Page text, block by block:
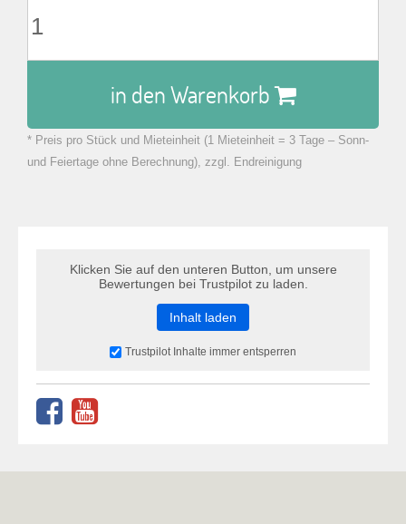
in den Warenkorb
zu Warenkorb hinzugefügt.
* Preis pro Stück und Mieteinheit (1 Mieteinheit = 3 Tage – Sonn-
und Feiertage ohne Berechnung), zzgl. Endreinigung
Klicken Sie auf den unteren Button, um unsere
Bewertungen bei Trustpilot zu laden.
Inhalt laden
Trustpilot Inhalte immer entsperren